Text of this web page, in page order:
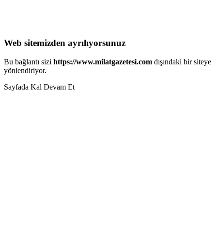
Web sitemizden ayrılıyorsunuz
Bu bağlantı sizi https://www.milatgazetesi.com dışındaki bir siteye
yönlendiriyor.
Sayfada Kal Devam Et